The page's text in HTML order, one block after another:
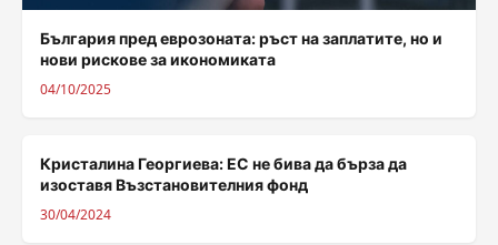
България пред еврозоната: ръст на заплатите, но и
нови рискове за икономиката
04/10/2025
Кристалина Георгиева: ЕС не бива да бърза да
изоставя Възстановителния фонд
30/04/2024